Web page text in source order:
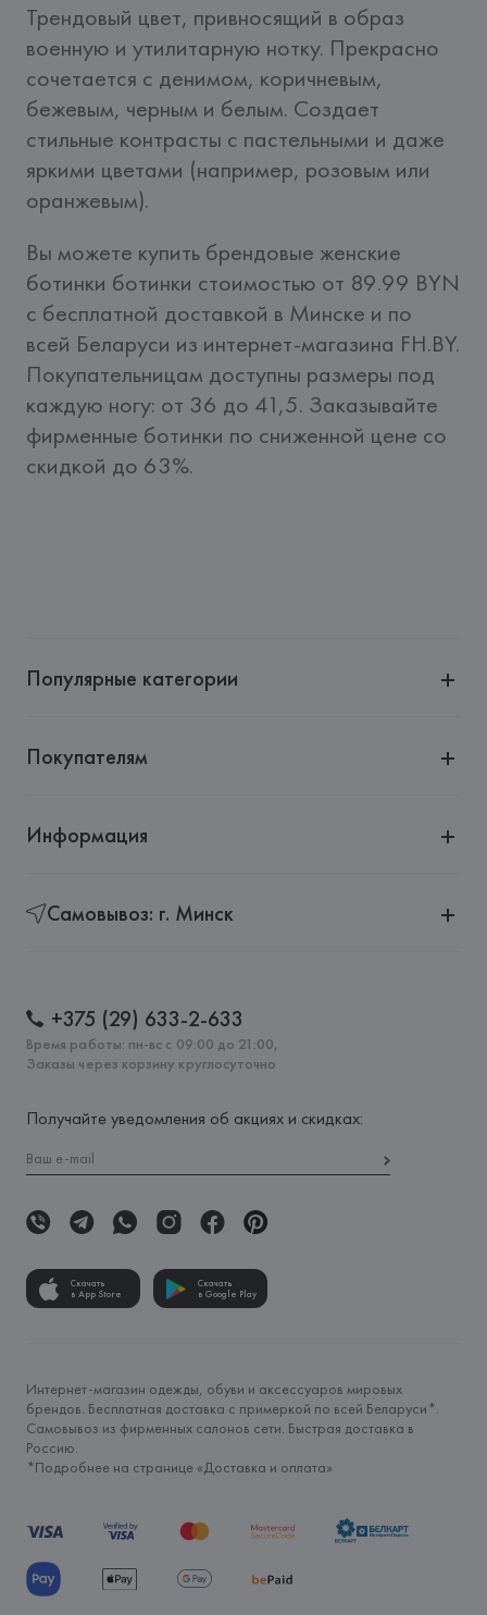
Трендовый цвет, привносящий в образ
военную и утилитарную нотку. Прекрасно
сочетается с денимом, коричневым,
бежевым, черным и белым. Создает
стильные контрасты с пастельными и даже
яркими цветами (например, розовым или
оранжевым).
Вы можете купить брендовые женские
ботинки ботинки стоимостью от 89.99 BYN
c бесплатной доставкой в Минске и по
всей Беларуси из интернет-магазина FH.BY.
Покупательницам доступны размеры под
каждую ногу: от 36 до 41,5. Заказывайте
фирменные ботинки по сниженной цене со
скидкой до 63%.
Популярные категории
Покупателям
Информация
Самовывоз: г. Минск
+375 (29) 633-2-633
Время работы: пн-вс с 09:00 до 21:00,
Заказы через корзину круглосуточно
Получайте уведомления об акциях и скидках:
Скачать
в App Store
Скачать
в Google Play
Интернет-магазин одежды, обуви и аксессуаров мировых
брендов. Бесплатная доставка с примеркой по всей Беларуси*.
Самовывоз из фирменных салонов сети. Быстрая доставка в
Россию.
*Подробнее на странице «Доставка и оплата»